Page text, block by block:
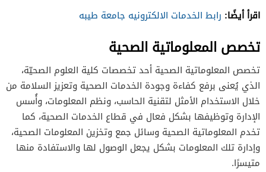
اقرأ أيضًا: رابط الخدمات الالكترونيه جامعة طيبه
تخصص المعلوماتية الصحية
​​​​تخصص المعلوماتية الصحية أحد تخصصات كلية العلوم الصحيّة،
الذي يُعنى برفع كفاءة وجودة الخدمات الصحية وتعزيز السلامة من
خلال الاستخدام الأمثل لتقنية الحاسب، ونظم المعلومات، وأُسس
الإدارة وتوظيفها بشكل فعال في قطاع الخدمات الصحية، كما
تخدم المعلوماتية الصحية وسائل جمع وتخزين المعلومات الصحية،
وإدارة تلك المعلومات بشكل يجعل الوصول لها والاستفادة منها
متيسرًا.